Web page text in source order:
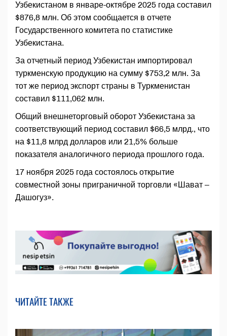
Узбекистаном в январе-октябре 2025 года составил
$876,8 млн. Об этом сообщается в отчете
Государственного комитета по статистике
Узбекистана.
За отчетный период Узбекистан импортировал
туркменскую продукцию на сумму $753,2 млн. За
тот же период экспорт страны в Туркменистан
составил $111,062 млн.
Общий внешнеторговый оборот Узбекистана за
соответствующий период составил $66,5 млрд., что
на $11,8 млрд долларов или 21,5% больше
показателя аналогичного периода прошлого года.
17 ноября 2025 года состоялось открытие
совместной зоны приграничной торговли «Шават –
Дашогуз».
ЧИТАЙТЕ ТАКЖЕ